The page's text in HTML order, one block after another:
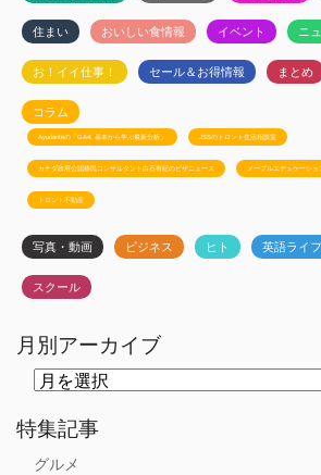
住まい おいしい食情報 イベント ニ
お！イイ仕事！ セール＆お得情報 まとめ
コラム
Ayudanteの「GA4: 基本から学ぶ最新分析」 JSSのトロント生活相談室
カナダ政府公認移民コンサルタント白石有紀のビザニュース メープルエデュケーシ
トロント不動産
写真・動画 ビジネス ヒト 英語ライフ
スクール
月別アーカイブ
ー
カ
特集記事
グルメ